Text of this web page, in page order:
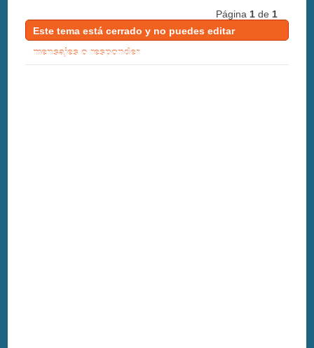
Página 1de 1
Este tema está cerrado y no puedes editar
mensajes o responder